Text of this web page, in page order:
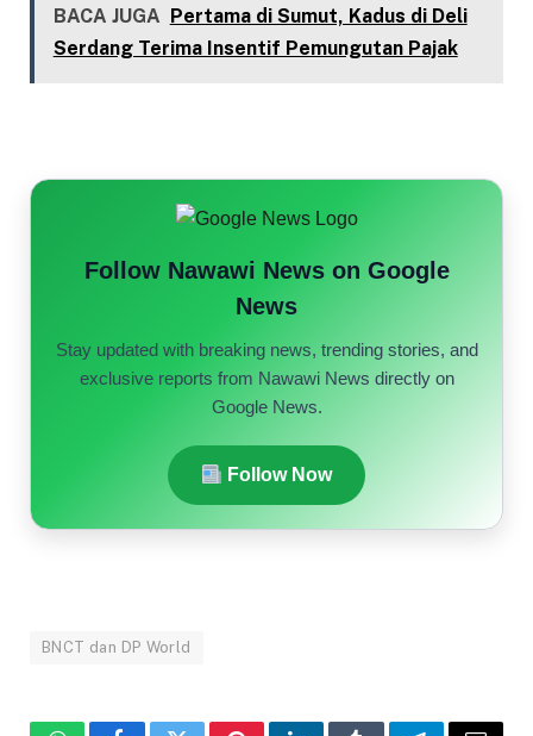
BACA JUGA
Pertama di Sumut, Kadus di Deli
Serdang Terima Insentif Pemungutan Pajak
Follow Nawawi News on Google
News
Stay updated with breaking news, trending stories, and
exclusive reports from Nawawi News directly on
Google News.
Follow Now
BNCT dan DP World